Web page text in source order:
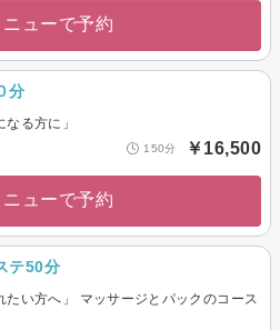
ニューで予約
分
る方に」
150分 ￥16,500
ニューで予約
テ50分
たい方へ」 マッサージとパックのコース